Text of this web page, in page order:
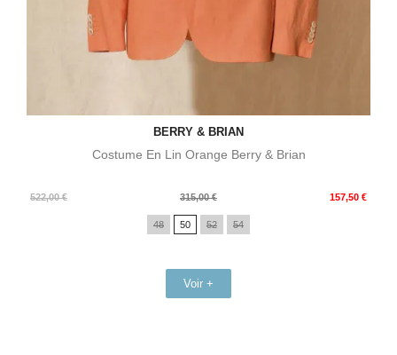
BERRY & BRIAN
Costume En Lin Orange Berry & Brian
522,00 €
Prix
315,00 € 157,50 €
Prix
48 50 52 54
Voir +